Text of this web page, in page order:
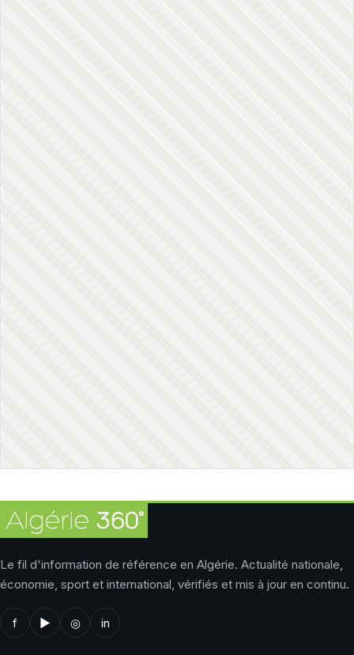
Le fil d'information de référence en Algérie. Actualité nationale,
économie, sport et international, vérifiés et mis à jour en continu.
f ▶ ◎ in